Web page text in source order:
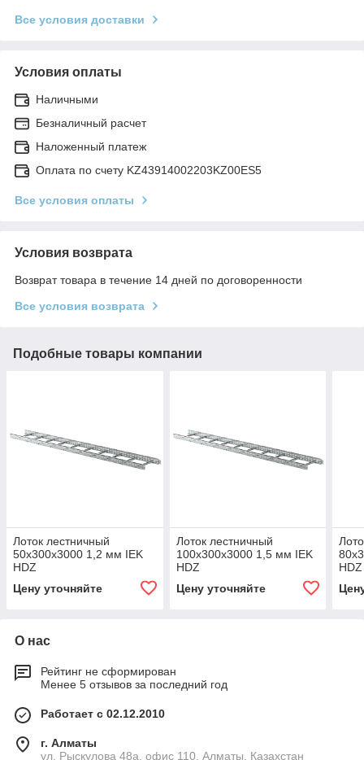
Все условия доставки
Условия оплаты
Наличными
Безналичный расчет
Наложенный платеж
Оплата по счету KZ43914002203KZ00ES5
Все условия оплаты
Условия возврата
Возврат товара в течение 14 дней по договоренности
Все условия возврата
Подобные товары компании
Лоток лестничный
50х300х3000 1,2 мм IEK
HDZ
Цену уточняйте
Лоток лестничный
100х300х3000 1,5 мм IEK
HDZ
Цену уточняйте
HDZ
О нас
Рейтинг не сформирован
Менее 5 отзывов за последний год
Работает с 02.12.2010
г. Алматы
ул. Рыскулова 48а. офис 110, Алматы, Казахстан